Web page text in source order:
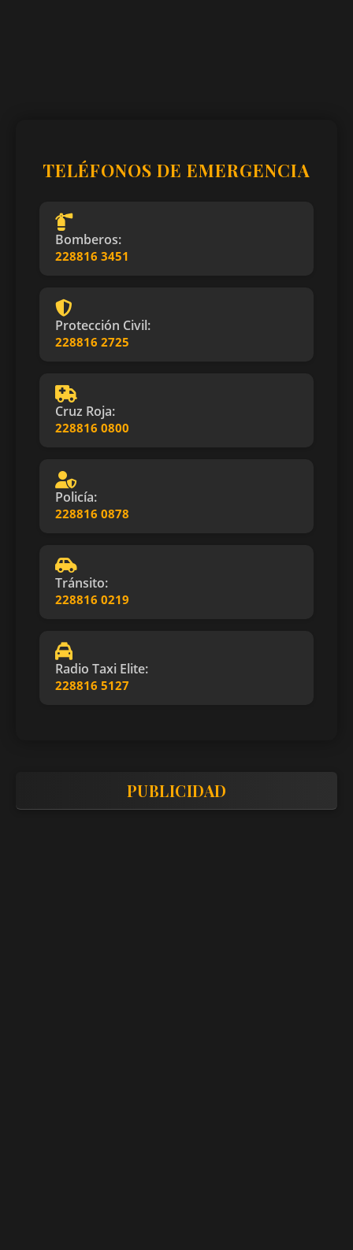
TELÉFONOS DE EMERGENCIA
Bomberos:
228816 3451
Protección Civil:
228816 2725
Cruz Roja:
228816 0800
Policía:
228816 0878
Tránsito:
228816 0219
Radio Taxi Elite:
228816 5127
PUBLICIDAD